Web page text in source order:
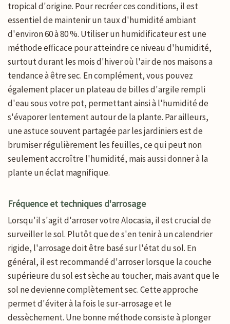
tropical d'origine. Pour recréer ces conditions, il est
essentiel de maintenir un taux d'humidité ambiant
d'environ 60 à 80 %. Utiliser un humidificateur est une
méthode efficace pour atteindre ce niveau d'humidité,
surtout durant les mois d'hiver où l'air de nos maisons a
tendance à être sec. En complément, vous pouvez
également placer un plateau de billes d'argile rempli
d'eau sous votre pot, permettant ainsi à l'humidité de
s'évaporer lentement autour de la plante. Par ailleurs,
une astuce souvent partagée par les jardiniers est de
brumiser régulièrement les feuilles, ce qui peut non
seulement accroître l'humidité, mais aussi donner à la
plante un éclat magnifique.
Fréquence et techniques d'arrosage
Lorsqu'il s'agit d'arroser votre Alocasia, il est crucial de
surveiller le sol. Plutôt que de s'en tenir à un calendrier
rigide, l'arrosage doit être basé sur l'état du sol. En
général, il est recommandé d'arroser lorsque la couche
supérieure du sol est sèche au toucher, mais avant que le
sol ne devienne complètement sec. Cette approche
permet d'éviter à la fois le sur-arrosage et le
dessèchement. Une bonne méthode consiste à plonger